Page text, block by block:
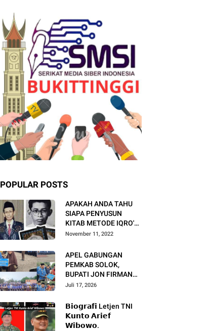
POPULAR POSTS
APAKAH ANDA TAHU
SIAPA PENYUSUN
KITAB METODE IQRO'?
INI BIOGRAFI KH. AS'AD
November 11, 2022
APEL GABUNGAN
PEMKAB SOLOK,
BUPATI JON FIRMAN
PANDU TEKANKAN ASN
DAN PELAYANAN
MASYARAKAT.
Juli 17, 2026
𝗕𝗶𝗼𝗴𝗿𝗮𝗳𝗶 Letjen TNI
𝗞𝘂𝗻𝘁𝗼 𝗔𝗿𝗶𝗲𝗳
𝗪𝗶𝗯𝗼𝘄𝗼.